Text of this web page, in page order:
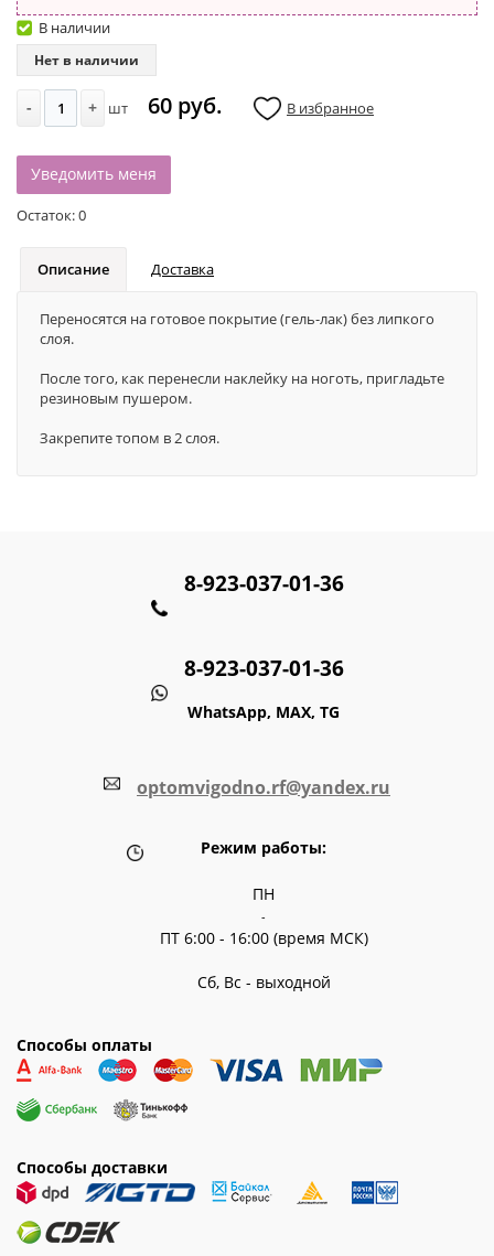
В наличии
Нет в наличии
- + шт 60 руб. В избранное
Уведомить меня
Остаток:0
Описание Доставка
Переносятся на готовое покрытие (гель-лак) без липкого
слоя.
После того, как перенесли наклейку на ноготь, пригладьте
резиновым пушером.
Закрепите топом в 2 слоя.
8-923-037-01-36
8-923-037-01-36
WhatsApp, MAX, TG
optomvigodno.rf@yandex.ru
Режим работы:
ПН
-
ПТ 6:00 - 16:00 (время МСК)
Сб, Вс - выходной
Способы оплаты
Способы доставки